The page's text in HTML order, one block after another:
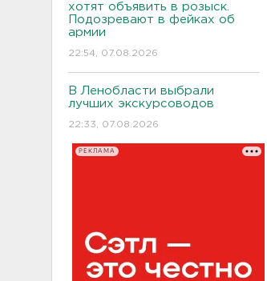
хотят объявить в розыск.
Подозревают в фейках об
армии
22:54, 07.08.2026
В Ленобласти выбрали
лучших экскурсоводов
22:33, 07.08.2026
РЕКЛАМА